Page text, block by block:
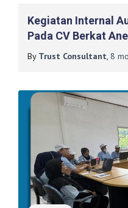
Kegiatan Internal
Pada CV Berkat
By Trust Consultant, 8